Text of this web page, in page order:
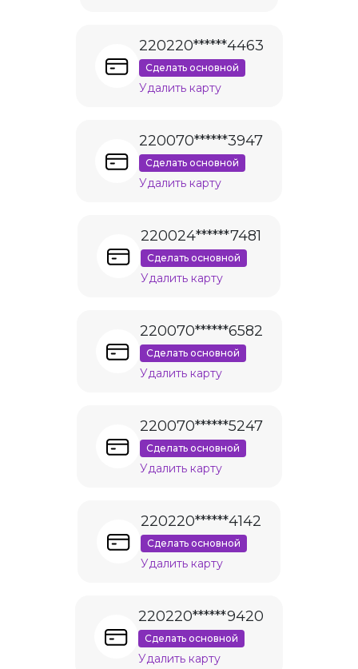
220220******4463
Сделать основной
Удалить карту
220070******3947
Сделать основной
Удалить карту
220024******7481
Сделать основной
Удалить карту
220070******6582
Сделать основной
Удалить карту
220070******5247
Сделать основной
Удалить карту
220220******4142
Сделать основной
Удалить карту
220220******9420
Сделать основной
Удалить карту